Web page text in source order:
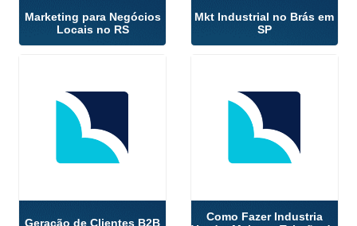
Marketing para Negócios
Locais no RS
Mkt Industrial no Brás em
SP
Geração de Clientes B2B
Como Fazer Industria